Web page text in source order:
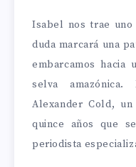
Isabel nos trae
duda marcará una
embarcamos hacia
selva amazónica.
Alexander Cold,
quince años que
periodista